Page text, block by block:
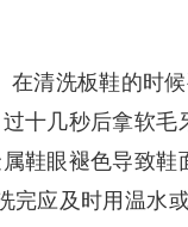
在清洗板鞋的时
十几秒后拿软
鞋眼褪色导致
完应及时用温水